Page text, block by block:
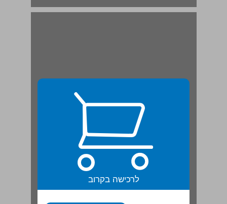
לרכישה בקרוב